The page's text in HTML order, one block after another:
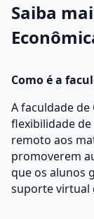
Saiba
Como é a
A faculdade de
flexibilidade
remoto aos
promoverem
que os alunos
suporte virtual